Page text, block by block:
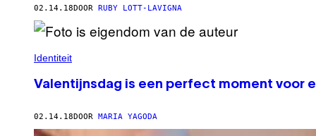
02.14.18DOOR RUBY LOTT-LAVIGNA
Identiteit
Valentijnsdag is een perfect moment voor
02.14.18DOOR MARIA YAGODA